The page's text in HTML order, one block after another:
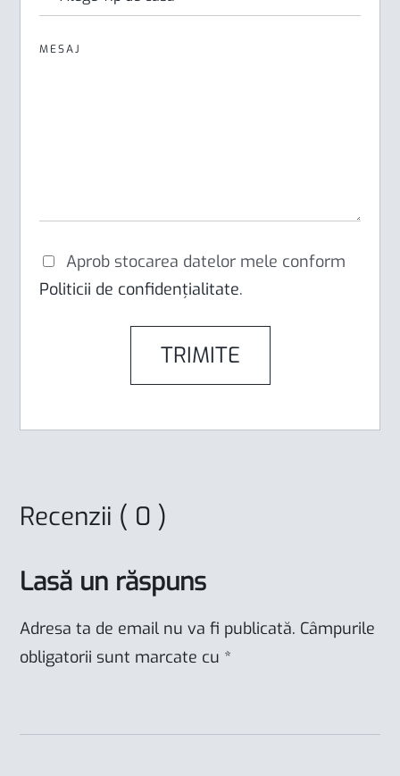
MESAJ
Aprob stocarea datelor mele conform
Politicii de confidențialitate.
Recenzii ( 0 )
Lasă un răspuns
Adresa ta de email nu va fi publicată. Câmpurile
obligatorii sunt marcate cu *